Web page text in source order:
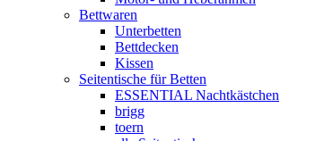
Bettwaren
Unterbetten
Bettdecken
Kissen
Seitentische für Betten
ESSENTIAL Nachtkästchen
brigg
toern